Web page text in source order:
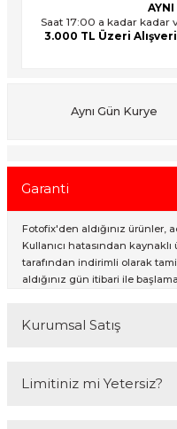
AYNI
Saat 17:00 a kadar kadar
3.000 TL Üzeri
Aynı Gün Kurye
Garanti
Fotofix'den aldığınız ürünler,
Kullanıcı hatasından
tarafından indirimli olarak
aldığınız gün itibari ile
Kurumsal Satış
online web sitesi olan
Limitiniz mi Yetersiz?